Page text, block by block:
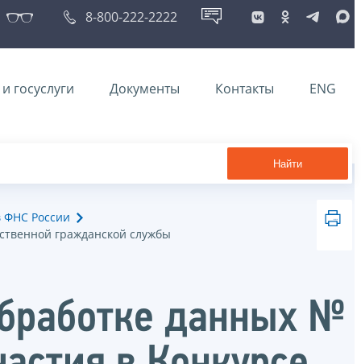
8-800-222-2222
госуслуги Документы Контакты ENG
Найти
ФНС России
гражданской службы
данных №